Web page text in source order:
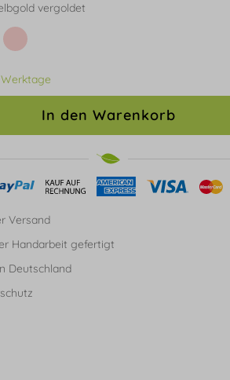
vergoldet
Werktage
In den Warenkorb
Versand
Handarbeit gefertigt
Deutschland